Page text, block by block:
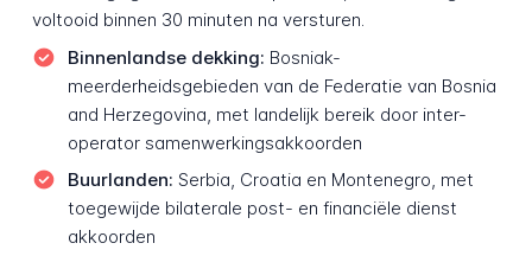
voltooid binnen 30 minuten na versturen.
Binnenlandse dekking: Bosniak-
meerderheidsgebieden van de Federatie van Bosnia
and Herzegovina, met landelijk bereik door inter-
operator samenwerkingsakkoorden
Buurlanden: Serbia, Croatia en Montenegro, met
toegewijde bilaterale post- en financiële dienst
akkoorden